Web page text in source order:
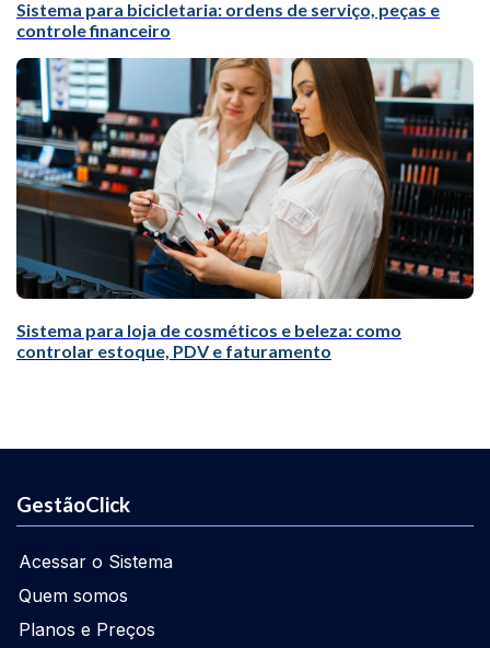
Sistema para bicicletaria: ordens de serviço, peças e
controle financeiro
Sistema para loja de cosméticos e beleza: como
controlar estoque, PDV e faturamento
GestãoClick
Acessar o Sistema
Quem somos
Planos e Preços